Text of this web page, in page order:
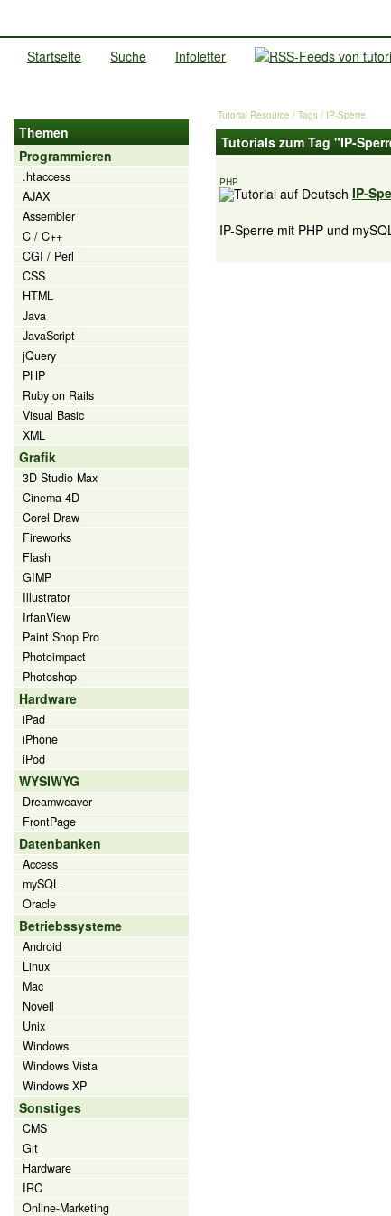
Startseite Suche Infoletter
Themen
Programmieren
.htaccess
AJAX
Assembler
C / C++
CGI / Perl
CSS
HTML
Java
JavaScript
jQuery
PHP
Ruby on Rails
Visual Basic
XML
Grafik
3D Studio Max
Cinema 4D
Corel Draw
Fireworks
Flash
GIMP
Illustrator
IrfanView
Paint Shop Pro
Photoimpact
Photoshop
Hardware
iPad
iPhone
iPod
WYSIWYG
Dreamweaver
FrontPage
Datenbanken
Access
mySQL
Oracle
Betriebssysteme
Android
Linux
Mac
Novell
Unix
Windows
Windows Vista
Windows XP
Sonstiges
CMS
Git
Hardware
IRC
Online-Marketing
Tutorial Resource / Tags / IP-Sperre
Tutorials zum Tag "IP-
PHP
IP-
IP-Sperre mit PHP und